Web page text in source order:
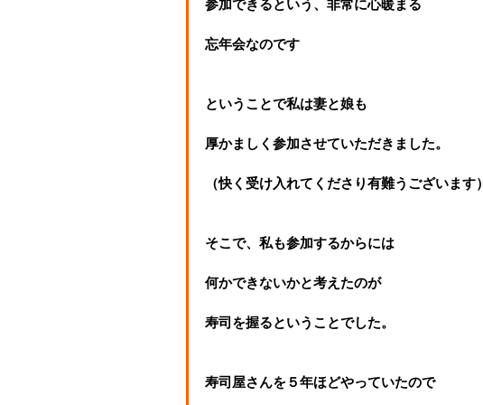
参加できるという、非常に心暖まる
忘年会なのです
ということで私は妻と娘も
厚かましく参加させていただきました。
（快く受け入れてくださり有難うございます）
そこで、私も参加するからには
何かできないかと考えたのが
寿司を握るということでした。
寿司屋さんを５年ほどやっていたので